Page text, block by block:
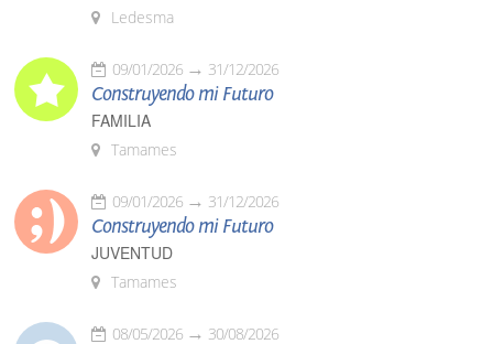
Ledesma
09/01/2026 31/12/2026
Construyendo mi Futuro
FAMILIA
Tamames
09/01/2026 31/12/2026
Construyendo mi Futuro
JUVENTUD
Tamames
08/05/2026 30/08/2026